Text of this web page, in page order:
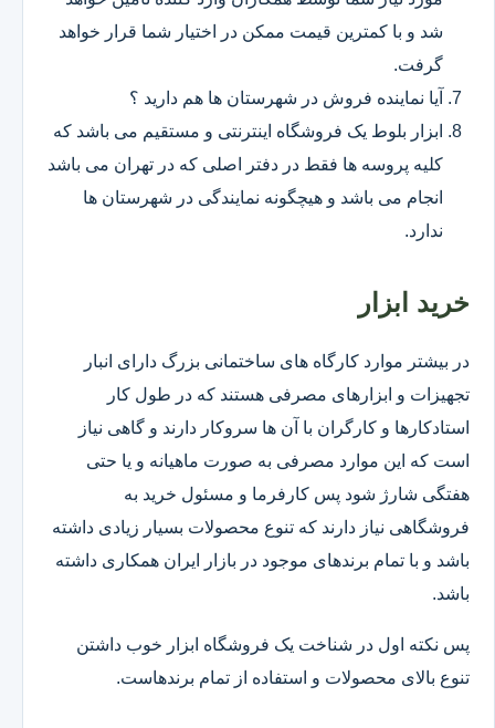
شد و با کمترین قیمت ممکن در اختیار شما قرار خواهد
گرفت.
آیا نماینده فروش در شهرستان ها هم دارید ؟
ابزار بلوط یک فروشگاه اینترنتی و مستقیم می باشد که
کلیه پروسه ها فقط در دفتر اصلی که در تهران می باشد
انجام می باشد و هیچگونه نمایندگی در شهرستان ها
ندارد.
خرید ابزار
در بیشتر موارد کارگاه های ساختمانی بزرگ دارای انبار
تجهیزات و ابزارهای مصرفی هستند که در طول کار
استادکارها و کارگران با آن ها سروکار دارند و گاهی نیاز
است که این موارد مصرفی به صورت ماهیانه و یا حتی
هفتگی شارژ شود پس کارفرما و مسئول خرید به
فروشگاهی نیاز دارند که تنوع محصولات بسیار زیادی داشته
باشد و با تمام برندهای موجود در بازار ایران همکاری داشته
باشد.
پس نکته اول در شناخت یک فروشگاه ابزار خوب داشتن
تنوع بالای محصولات و استفاده از تمام برندهاست.